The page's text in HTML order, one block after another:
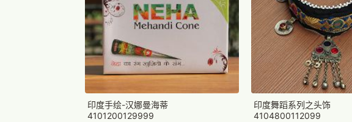
印度手绘-汉娜曼海蒂
4101200129999
印度舞蹈系列之头饰
4104800112099